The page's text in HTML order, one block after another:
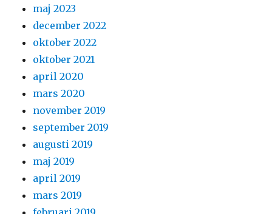
maj 2023
december 2022
oktober 2022
oktober 2021
april 2020
mars 2020
november 2019
september 2019
augusti 2019
maj 2019
april 2019
mars 2019